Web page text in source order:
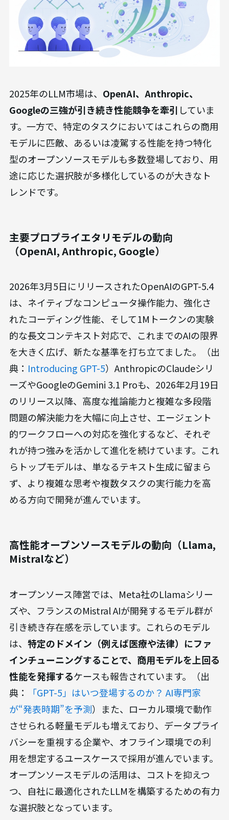
2025年のLLM市場は、 OpenAI、Anthropic、
Googleの三強が引き続き性能競争を牽引 していま
す。一方で、特定のタスクにおいてはこれらの商用
モデルに匹敵、あるいは凌駕する性能を持つ特化
型のオープンソースモデルも多数登場しており、用
途に応じた選択肢が多様化しているのが大きなト
レンドです。
主要プロプライエタリモデルの動向
（OpenAI, Anthropic, Google）
2026年3月5日にリリースされたOpenAIのGPT-5.4
は、ネイティブなコンピュータ操作能力、強化さ
れたコーディング性能、そして1Mトークンの実験
的な長文コンテキスト対応で、これまでのAIの限界
を大きく広げ、新たな基準を打ち立てました。（出
典： Introducing GPT-5）AnthropicのClaudeシリ
ーズやGoogleのGemini 3.1 Proも、2026年2月19日
のリリース以降、高度な推論能力と複雑な多段階
問題の解決能力を大幅に向上させ、エージェント
的ワークフローへの対応を強化するなど、それぞ
れが持つ強みを活かして進化を続けています。これ
らトップモデルは、単なるテキスト生成に留まら
ず、より複雑な思考や複数タスクの実行能力を高
める方向で開発が進んでいます。
高性能オープンソースモデルの動向（Llama,
Mistralなど）
オープンソース陣営では、Meta社のLlamaシリー
ズや、フランスのMistral AIが開発するモデル群が
引き続き存在感を示しています。これらのモデル
は、 特定のドメイン（例えば医療や法律）にファ
インチューニングすることで、商用モデルを上回る
性能を発揮するケースも報告されています。（出
典：
「GPT-5」はいつ登場するのか？ AI専門家
が“発表時期”を予測）また、ローカル環境で動作
させられる軽量モデルも増えており、データプライ
バシーを重視する企業や、オフライン環境での利
用を想定するユースケースで採用が進んでいます。
オープンソースモデルの活用は、コストを抑えつ
つ、自社に最適化されたLLMを構築するための有力
な選択肢となっています。